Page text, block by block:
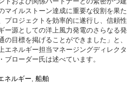
マイルストーン達成に重要な役割を果た
プロジェクトを効率的に遂行し、信頼性
ー源としての洋上風力発電のさらなる発
の目標を掲げることができました」と、
エネルギー担当マネージングディレクタ
ブローダー氏は述べています。
ネルギー 船舶